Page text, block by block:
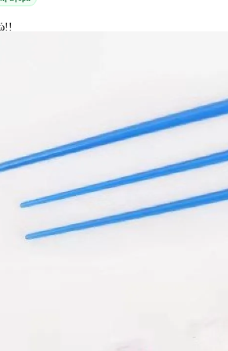
που ενισχύουν την πρωτοβουλία, τη
πάντα το πιο ακριβό παιχνίδι το
τα ενδιαφέροντα του παιδιού.
με Βίαιο Περιεχόμενο
που προωθούν τη βία ή
αντιλήψεις. Προτιμήστε
κοινωνικές δεξιότητες.
ρόδες, όπως ποδήλατα και πατίνια,
ασφαλείας, όπως κράνος και
σχετικά με τη συναρμολόγηση ή